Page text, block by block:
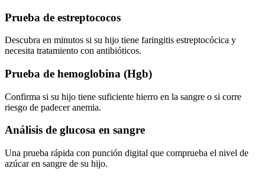
Prueba de estreptococos
Descubra en minutos si su hijo tiene faringitis estreptocócica y
necesita tratamiento con antibióticos.
Prueba de hemoglobina (Hgb)
Confirma si su hijo tiene suficiente hierro en la sangre o si corre
riesgo de padecer anemia.
Análisis de glucosa en sangre
Una prueba rápida con punción digital que comprueba el nivel de
azúcar en sangre de su hijo.